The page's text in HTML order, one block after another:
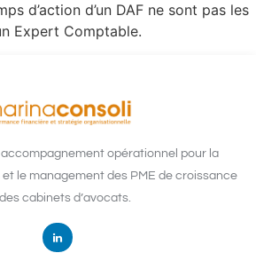
d’action d’un DAF ne sont pas les
Expert Comptable.
opérationnel pour la
et le management des PME de croissance
cabinets d’avocats.